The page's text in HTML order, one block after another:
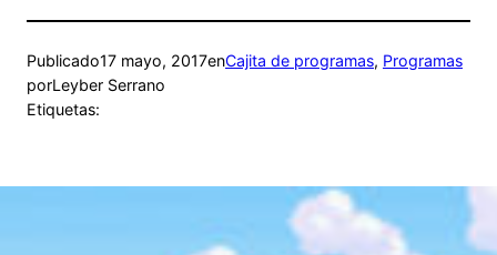
Publicado17 mayo, 2017enCajita de programas, Programas
porLeyber Serrano
Etiquetas: